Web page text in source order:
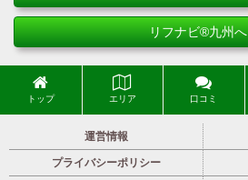
リフナビ®九州へ
トップ エリア 口コミ
運営情報
プライバシーポリシー